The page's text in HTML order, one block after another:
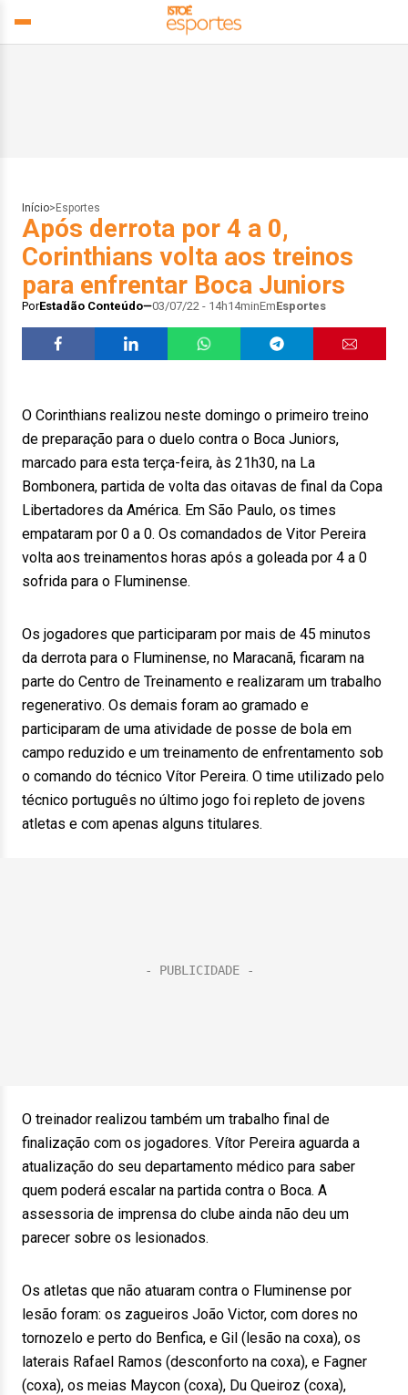
Início> Esportes
Após derrota por 4 a 0,
Corinthians volta aos treinos
para enfrentar Boca Juniors
PorEstadão Conteúdo 03/07/22 - 14h14minEmEsportes
O Corinthians realizou neste domingo o primeiro treino
de preparação para o duelo contra o Boca Juniors,
marcado para esta terça-feira, às 21h30, na La
Bombonera, partida de volta das oitavas de final da Copa
Libertadores da América. Em São Paulo, os times
empataram por 0 a 0. Os comandados de Vitor Pereira
volta aos treinamentos horas após a goleada por 4 a 0
sofrida para o Fluminense.
Os jogadores que participaram por mais de 45 minutos
da derrota para o Fluminense, no Maracanã, ficaram na
parte do Centro de Treinamento e realizaram um trabalho
regenerativo. Os demais foram ao gramado e
participaram de uma atividade de posse de bola em
campo reduzido e um treinamento de enfrentamento sob
o comando do técnico Vítor Pereira. O time utilizado pelo
técnico português no último jogo foi repleto de jovens
atletas e com apenas alguns titulares.
O treinador realizou também um trabalho final de
finalização com os jogadores. Vítor Pereira aguarda a
atualização do seu departamento médico para saber
quem poderá escalar na partida contra o Boca. A
assessoria de imprensa do clube ainda não deu um
parecer sobre os lesionados.
Os atletas que não atuaram contra o Fluminense por
lesão foram: os zagueiros João Victor, com dores no
tornozelo e perto do Benfica, e Gil (lesão na coxa), os
laterais Rafael Ramos (desconforto na coxa), e Fagner
(coxa), os meias Maycon (coxa), Du Queiroz (coxa),